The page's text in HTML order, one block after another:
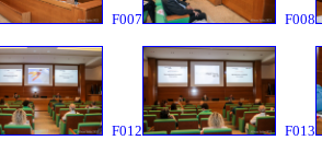
F007 F008
F012 F013